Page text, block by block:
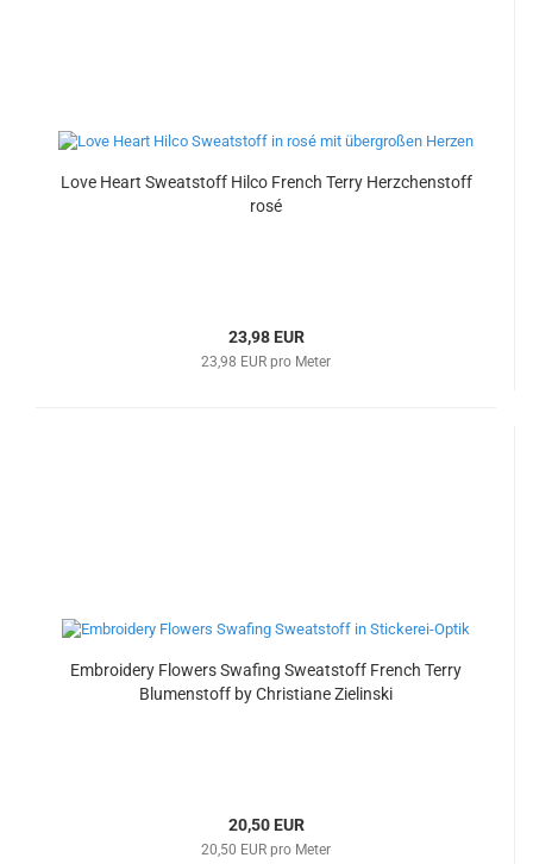
Love Heart Sweatstoff Hilco French Terry Herzchenstoff
rosé
23,98 EUR
23,98 EUR pro Meter
Embroidery Flowers Swafing Sweatstoff French Terry
Blumenstoff by Christiane Zielinski
20,50 EUR
20,50 EUR pro Meter